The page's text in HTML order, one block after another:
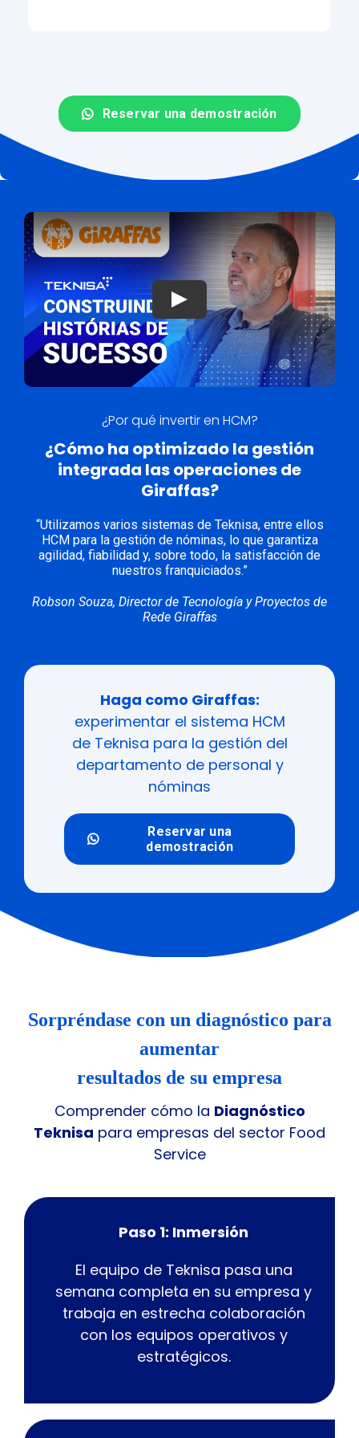
Reservar una demostración
Jugar
¿Por qué invertir en HCM?
¿Cómo ha optimizado la gestión
integrada las operaciones de
Giraffas?
“Utilizamos varios sistemas de Teknisa, entre ellos
HCM para la gestión de nóminas, lo que garantiza
agilidad, fiabilidad y, sobre todo, la satisfacción de
nuestros franquiciados.”
Robson Souza, Director de Tecnología y Proyectos de
Rede Giraffas
Haga como Giraffas:
experimentar el sistema HCM
de Teknisa para la gestión del
departamento de personal y
nóminas
Reservar una
demostración
Sorpréndase con un diagnóstico para
aumentar
resultados de su empresa
Comprender cómo la Diagnóstico
Teknisa para empresas del sector Food
Service
Paso 1: Inmersión
El equipo de Teknisa pasa una
semana completa en su empresa y
trabaja en estrecha colaboración
con los equipos operativos y
estratégicos.